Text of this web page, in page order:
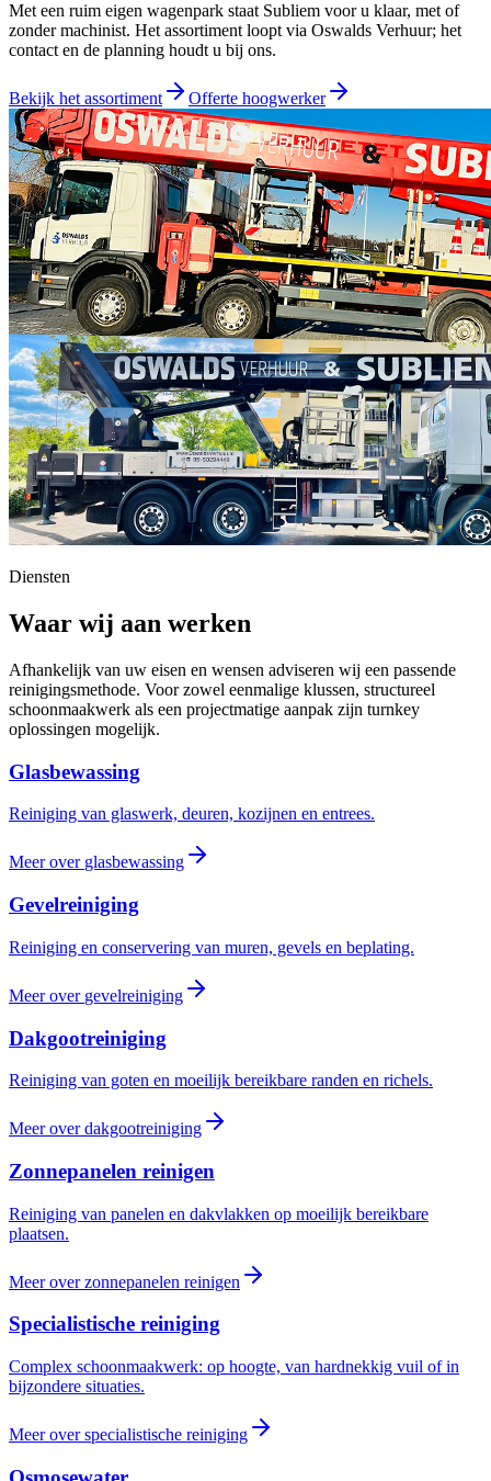
Met een ruim eigen wagenpark staat Subliem voor u klaar, met of
zonder machinist. Het assortiment loopt via Oswalds Verhuur; het
contact en de planning houdt u bij ons.
Bekijk het assortiment Offerte hoogwerker
Diensten
Waar wij aan werken
Afhankelijk van uw eisen en wensen adviseren wij een passende
reinigingsmethode. Voor zowel eenmalige klussen, structureel
schoonmaakwerk als een projectmatige aanpak zijn turnkey
oplossingen mogelijk.
Glasbewassing
Reiniging van glaswerk, deuren, kozijnen en entrees.
Meer over glasbewassing
Gevelreiniging
Reiniging en conservering van muren, gevels en beplating.
Meer over gevelreiniging
Dakgootreiniging
Reiniging van goten en moeilijk bereikbare randen en richels.
Meer overdakgootreiniging
Zonnepanelen reinigen
Reiniging van panelen en dakvlakken op moeilijk bereikbare
plaatsen.
Meer overzonnepanelen reinigen
Specialistische reiniging
Complex schoonmaakwerk: op hoogte, van hardnekkig vuil of in
bijzondere situaties.
Meer overspecialistische reiniging